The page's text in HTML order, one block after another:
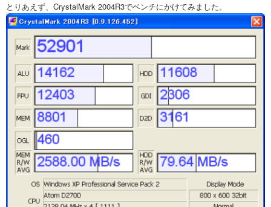
とりあえず、CrystalMark 2004R3でベンチにかけてみました。